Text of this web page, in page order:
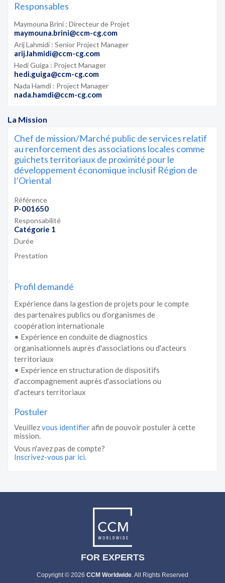
La Mission
Chef de mission/Marché public de services relatif
au renforcement des associations locales comme
guichets territoriaux de proximité pour le
développement économique inclusif Région de
l’Oriental
Référence
P-001650
Responsabilité
Catégorie 1
Durée
Prestation
Profil demandé
Expérience dans la gestion de projets pour le compte
des partenaires publics ou d’organismes de
coopération internationale
• Expérience en conduite de diagnostics
organisationnels auprès d'associations ou d'acteurs
territoriaux
• Expérience en structuration de dispositifs
d'accompagnement auprès d'associations ou
d'acteurs territoriaux
Postuler
Veuillezvous identifierafin de pouvoir postuler à cette
mission.
Vous n'avez pas de compte?
Inscrivez-vous par ici.
Responsables
Maymouna Brini : Directeur de Projet
maymouna.brini@ccm-cg.com
Arij Lahmidi : Senior Project Manager
arij.lahmidi@ccm-cg.com
Hedi Guiga : Project Manager
hedi.guiga@ccm-cg.com
Nada Hamdi : Project Manager
nada.hamdi@ccm-cg.com
FOR EXPERTS
Copyright © 2026 CCM Worldwide. All Rights Reserved